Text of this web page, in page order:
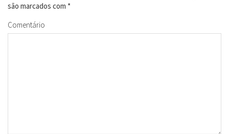
são marcados com *
Comentário